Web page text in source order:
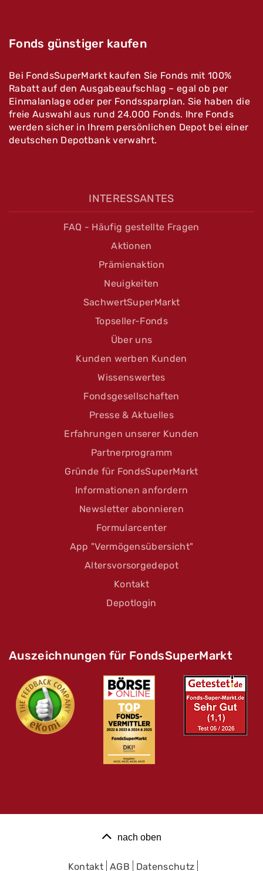
Fonds günstiger kaufen
Bei FondsSuperMarkt kaufen Sie Fonds mit 100%
Rabatt auf den Ausgabeaufschlag – egal ob per
Einmalanlage oder per Fondssparplan. Sie haben die
freie Auswahl aus rund 24.000 Fonds. Ihre Fonds
werden sicher in Ihrem persönlichen Depot bei einer
deutschen Depotbank verwahrt.
INTERESSANTES
FAQ - Häufig gestellte Fragen
Aktionen
Prämienaktion
Neuigkeiten
SachwertSuperMarkt
Topseller-Fonds
Über uns
Kunden werben Kunden
Wissenswertes
Fondsgesellschaften
Presse & Aktuelles
Erfahrungen unserer Kunden
Partnerprogramm
Gründe für FondsSuperMarkt
Informationen anfordern
Newsletter abonnieren
Formularcenter
App "Vermögensübersicht"
Altersvorsorgedepot
Kontakt
Depotlogin
Auszeichnungen für FondsSuperMarkt
nach oben
Kontakt AGB Datenschutz